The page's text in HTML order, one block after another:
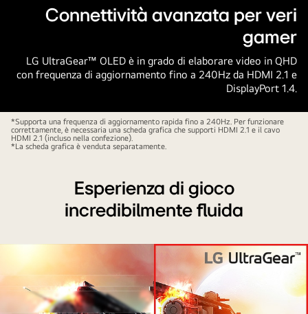
Connettività avanzata per veri
gamer
LG UltraGear™ OLED è in grado di elaborare video in QHD
con frequenza di aggiornamento fino a 240Hz da HDMI 2.1 e
DisplayPort 1.4.
*Supporta una frequenza di aggiornamento rapida fino a 240Hz. Per funzionare
correttamente, è necessaria una scheda grafica che supporti HDMI 2.1 e il cavo
HDMI 2.1 (incluso nella confezione).
*La scheda grafica è venduta separatamente.
Esperienza di gioco
incredibilmente fluida